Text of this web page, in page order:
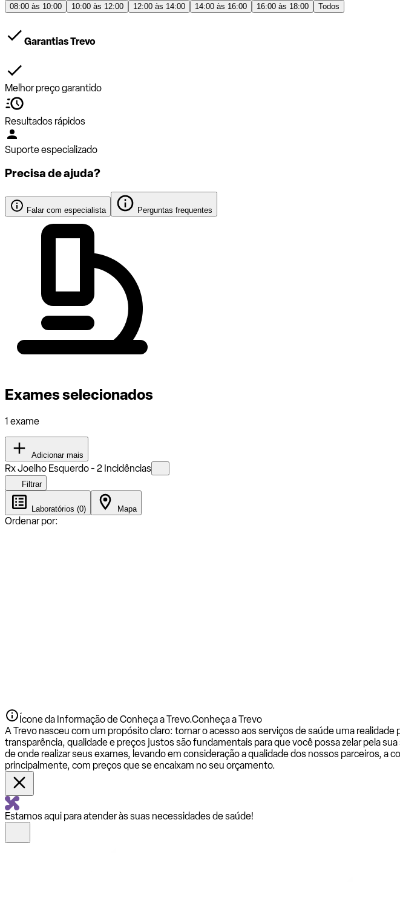
08:00 às 10:00 10:00 às 12:00 12:00 às 14:00 14:00 às 16:00 16:00 às 18:00 Todos
Garantias Trevo
Melhor preço garantido
Resultados rápidos
Suporte especializado
Precisa de ajuda?
Falar com especialista Perguntas frequentes
Exames selecionados
1 exame
Adicionar mais
Rx Joelho Esquerdo - 2 Incidências
Filtrar
Laboratórios (0) Mapa
Ordenar por:
Ícone da Informação de Conheça a Trevo.Conheça a Trevo
A Trevo nasceu com um propósito claro: tornar o acesso aos serviços de saúde uma
transparência, qualidade e preços justos são fundamentais para que você possa zelar pela
de onde realizar seus exames, levando em consideração a qualidade dos nossos parceiros,
principalmente, com preços que se encaixam no seu orçamento.
Estamos aqui para atender às suas necessidades de saúde!